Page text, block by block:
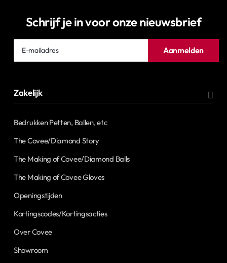
Schrijf je in voor onze nieuwsbrief
Aanmelden
Zakelijk
Bedrukken Petten, Ballen, etc
The Covee/Diamond Story
The Making of Covee/Diamond Balls
The Making of Covee Gloves
Openingstijden
Kortingscodes/Kortingsacties
Over Covee
Showroom